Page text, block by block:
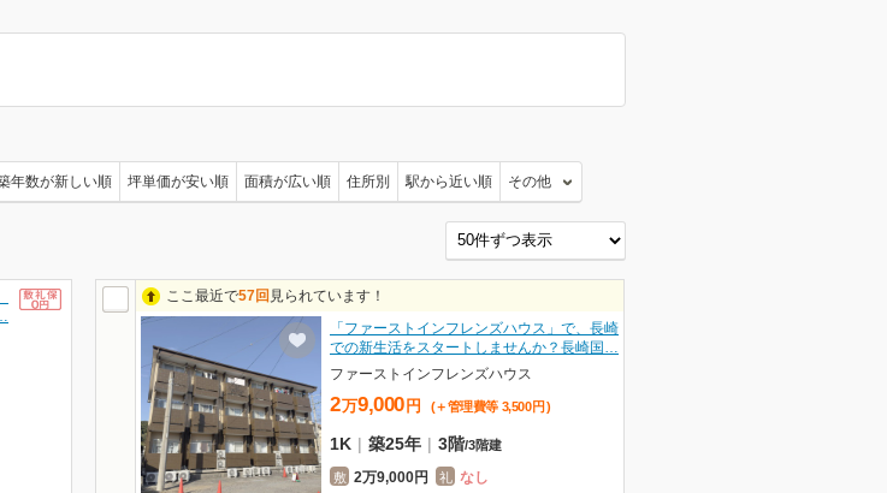
年数が新しい順 坪単価が安い順 面積が広い順 住所別 駅から近い順 その他
ここ最近で57回 見られています！
「ファーストインフレンズハウス」で、長崎
での新生活をスタートしませんか？長崎国…
ファーストインフレンズハウス
2万9,000 円 (＋管理費等 3,500 円 )
1K | 築25年 | 3階/3階建
敷 2万9,000円 礼 なし